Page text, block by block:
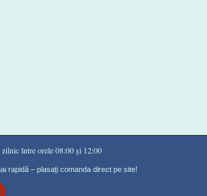
între orele 08:00 și 12:00
rapidă – plasați comanda direct pe site!